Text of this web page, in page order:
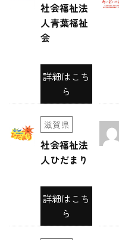
社会福祉法
人青葉福祉
会
詳細はこち
ら
滋賀県
社会福祉法
人ひだまり
詳細はこち
ら